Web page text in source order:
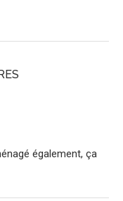
également, ça